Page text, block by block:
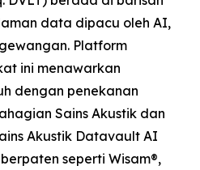
data dipacu oleh AI,
Platform
ini menawarkan
dengan penekanan
Sains Akustik dan
Akustik Datavault AI
seperti Wisam®,